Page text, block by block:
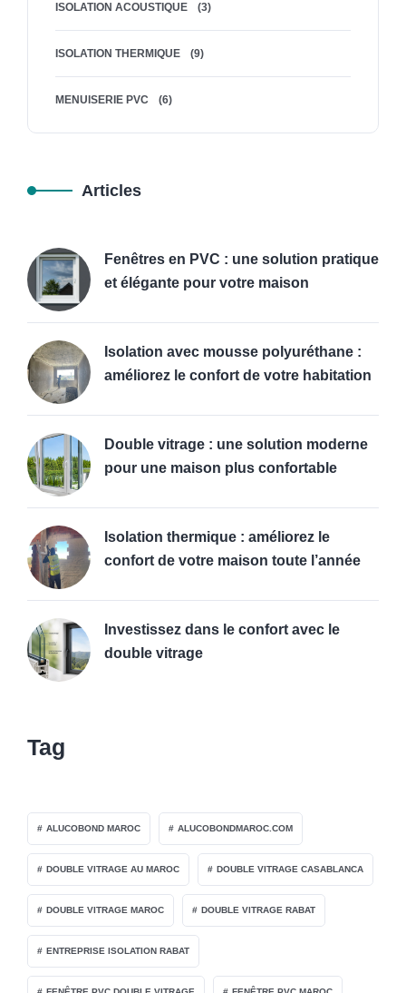
ISOLATION ACOUSTIQUE (3)
ISOLATION THERMIQUE (9)
MENUISERIE PVC (6)
Articles
Fenêtres en PVC : une solution pratique
et élégante pour votre maison
Isolation avec mousse polyuréthane :
améliorez le confort de votre habitation
Double vitrage : une solution moderne
pour une maison plus confortable
Isolation thermique : améliorez le
confort de votre maison toute l’année
Investissez dans le confort avec le
double vitrage
Tag
ALUCOBOND MAROC ALUCOBONDMAROC.COM
DOUBLE VITRAGE AU MAROC DOUBLE VITRAGE CASABLANCA
DOUBLE VITRAGE MAROC DOUBLE VITRAGE RABAT
ENTREPRISE ISOLATION RABAT